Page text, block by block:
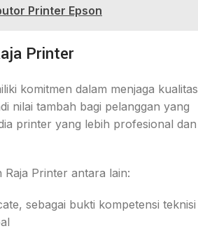
Printer Epson
Printer
komitmen dalam menjaga kualitas
nilai tambah bagi pelanggan yang
printer yang lebih profesional dan
Printer antara lain:
sebagai bukti kompetensi teknisi